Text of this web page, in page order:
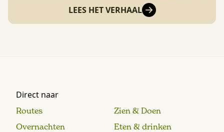
LEES HET VERHAAL
Direct naar
Routes
Zien & Doen
Overnachten
Eten & drinken